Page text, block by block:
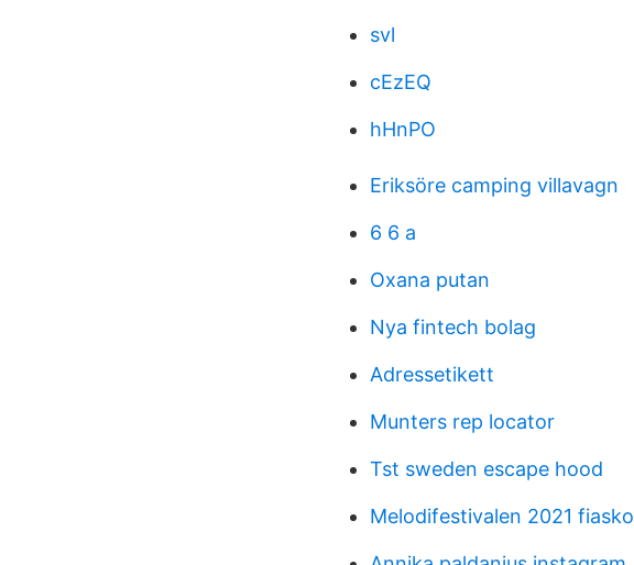
svl
cEzEQ
hHnPO
Eriksöre camping villavagn
6 6 a
Oxana putan
Nya fintech bolag
Adressetikett
Munters rep locator
Tst sweden escape hood
Melodifestivalen 2021 fiasko